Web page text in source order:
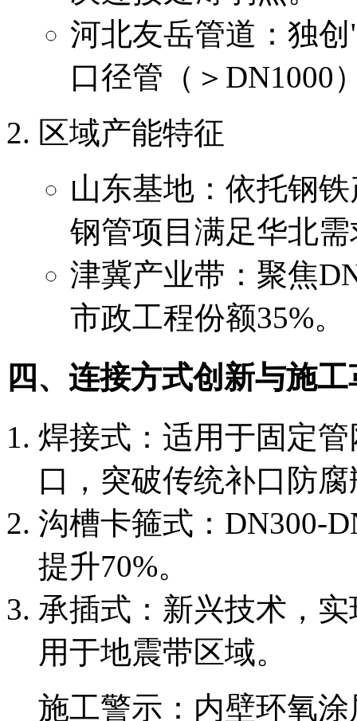
河北友岳管道：独
口径管（＞DN1000
区域产能特征
山东基地：依托钢
钢管项目满足华北
津冀产业带：聚焦
市政工程份额35%。
四、连接方式创新与施工
焊接式：适用于固定
口，突破传统补口防
沟槽卡箍式：DN300-
提升70%。
承插式：新兴技术，
用于地震带区域。
施工警示：内壁环氧